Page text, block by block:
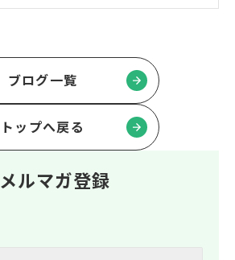
ブログ一覧
トップへ戻る
メルマガ登録